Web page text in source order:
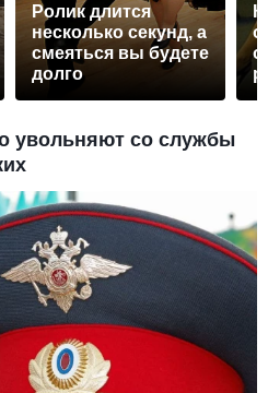
Ролик длится
несколько секунд, а
смеяться вы будете
долго
увольняют со службы